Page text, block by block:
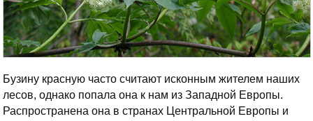
Бузину красную часто считают исконным жителем наших
лесов, однако попала она к нам из Западной Европы.
Распространена она в странах Центральной Европы и